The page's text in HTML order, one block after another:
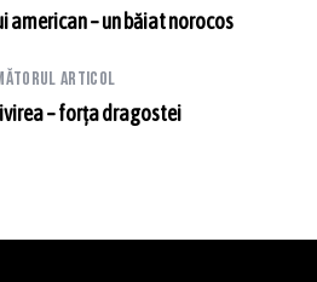
american – un băiat norocos
articol
– forța dragostei